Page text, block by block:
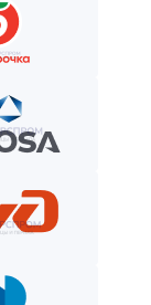
и монтажа.
—